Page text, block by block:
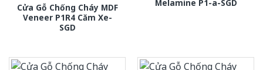
Cửa Gỗ Chống Cháy MDF
Veneer P1R4 Căm Xe-
SGD
Melamine P1-a-SGD